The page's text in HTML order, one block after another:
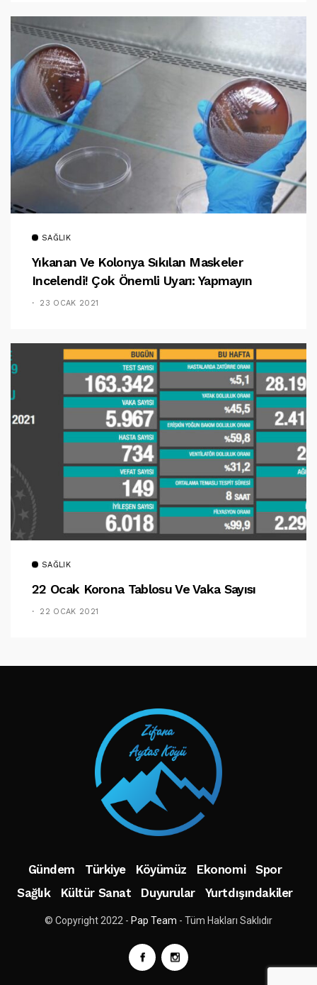
SAĞLIK
Yıkanan Ve Kolonya Sıkılan Maskeler
Incelendi! Çok Önemli Uyarı: Yapmayın
23 OCAK 2021
SAĞLIK
22 Ocak Korona Tablosu Ve Vaka Sayısı
22 OCAK 2021
TAKIP ET
Gündem Türkiye Köyümüz Ekonomi
Spor
Sağlık
Kültür Sanat Duyurular Yurtdışındakiler
© Copyright 2022 - Pap Team - Tüm Hakları Saklıdır